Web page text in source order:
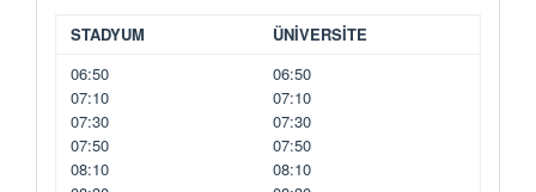
STADYUM
ÜNİVERSİTE
06:50
07:10
07:30
07:50
08:10
06:50
07:10
07:30
07:50
08:10